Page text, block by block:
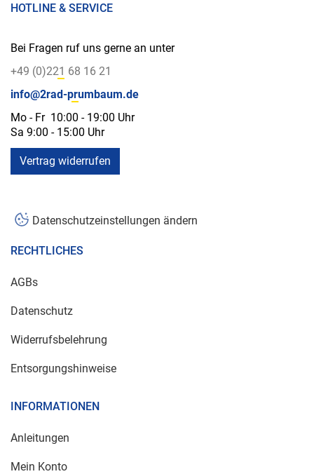
HOTLINE & SERVICE
Bei Fragen ruf uns gerne an unter
+49 (0)221 68 16 21
info@2rad-prumbaum.de
Mo - Fr 10:00 - 19:00 Uhr
Sa 9:00 - 15:00 Uhr
Vertrag widerrufen
Datenschutzeinstellungen ändern
RECHTLICHES
AGBs
Datenschutz
Widerrufsbelehrung
Entsorgungshinweise
INFORMATIONEN
Anleitungen
Mein Konto